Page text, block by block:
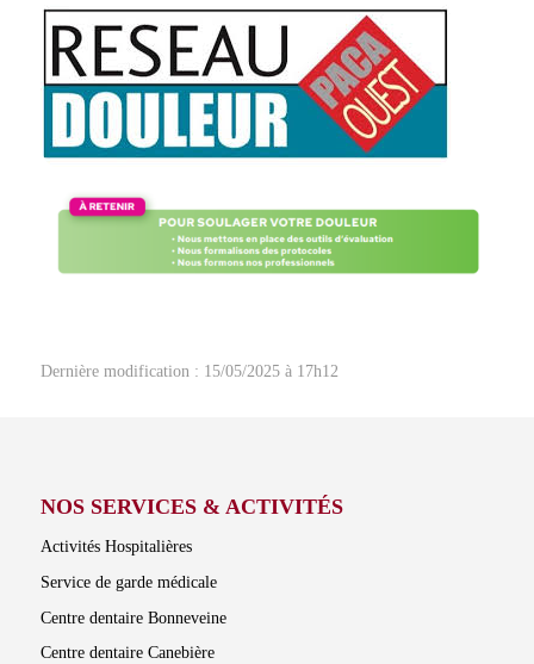
Dernière modification : 15/05/2025 à 17h12
NOS SERVICES & ACTIVITÉS
Activités Hospitalières
Service de garde médicale
Centre dentaire Bonneveine
Centre dentaire Canebière